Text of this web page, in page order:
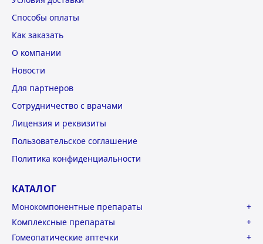
Способы оплаты
Как заказать
О компании
Новости
Для партнеров
Сотрудничество с врачами
Лицензия и реквизиты
Пользовательское соглашение
Политика конфиденциальности
КАТАЛОГ
Монокомпонентные препараты
Комплексные препараты
Гомеопатические аптечки